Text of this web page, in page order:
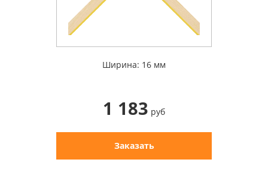
Ширина: 16 мм
1 183 руб
Заказать